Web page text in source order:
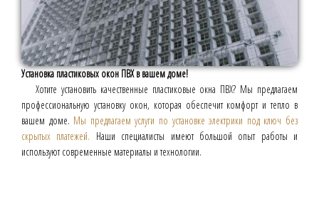
Установка пластиковых окон ПВХ в вашем доме!
Хотите установить качественные пластиковые окна ПВХ? Мы предлагаем
профессиональную установку окон, которая обеспечит комфорт и тепло в
вашем доме. Мы предлагаем услуги по установке электрики под ключ без
скрытых платежей. Наши специалисты имеют большой опыт работы и
используют современные материалы и технологии.